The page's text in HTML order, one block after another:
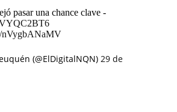
pasar una chance clave -
nVygbANaMV
(@ElDigitalNQN) 29 de